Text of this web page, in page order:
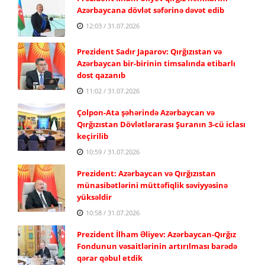
Azərbaycana dövlət səfərinə dəvət edib
12:03 / 31.07.2026
Prezident Sadır Japarov: Qırğızıstan və
Azərbaycan bir-birinin timsalında etibarlı
dost qazanıb
11:02 / 31.07.2026
Çolpon-Ata şəhərində Azərbaycan və
Qırğızıstan Dövlətlərarası Şuranın 3-cü iclası
keçirilib
10:59 / 31.07.2026
Prezident: Azərbaycan və Qırğızıstan
münasibətlərini müttəfiqlik səviyyəsinə
yüksəldir
10:58 / 31.07.2026
Prezident İlham Əliyev: Azərbaycan-Qırğız
Fondunun vəsaitlərinin artırılması barədə
qərar qəbul etdik